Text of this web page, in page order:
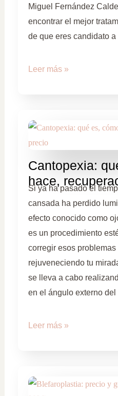
Miguel Fernández
encontrar el mejor
de que eres candidato
Leer más »
Cantopexia:
hace,
Si ya ha pasado el
cansada ha perdido
efecto conocido como
es un procedimiento
corregir esos
rejuveneciendo tu
se lleva a cabo
en el ángulo externo
Leer más »